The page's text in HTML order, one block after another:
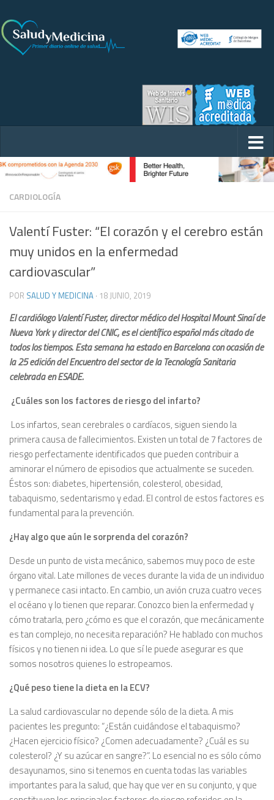
CARDIOLOGÍA
Valentí Fuster: “El corazón y el cerebro están
muy unidos en la enfermedad
cardiovascular”
POR SALUD Y MEDICINA · 18 JUNIO, 2019
El cardiólogo Valentí Fuster, director médico del Hospital Mount Sinaí de
Nueva York y director del CNIC, es el científico español más citado de
todos los tiempos. Esta semana ha estado en Barcelona con ocasión de
la 25 edición del Encuentro del sector de la Tecnología Sanitaria
celebrada en ESADE.
¿Cuáles son los factores de riesgo del infarto?
Los infartos, sean cerebrales o cardíacos, siguen siendo la
primera causa de fallecimientos. Existen un total de 7 factores de
riesgo perfectamente identificados que pueden contribuir a
aminorar el número de episodios que actualmente se suceden.
Éstos son: diabetes, hipertensión, colesterol, obesidad,
tabaquismo, sedentarismo y edad. El control de estos factores es
fundamental para la prevención.
¿Hay algo que aún le sorprenda del corazón?
Desde un punto de vista mecánico, sabemos muy poco de este
órgano vital. Late millones de veces durante la vida de un individuo
y permanece casi intacto. En cambio, un avión cruza cuatro veces
el océano y lo tienen que reparar. Conozco bien la enfermedad y
cómo tratarla, pero ¿cómo es que el corazón, que mecánicamente
es tan complejo, no necesita reparación? He hablado con muchos
físicos y no tienen ni idea. Lo que sí le puede asegurar es que
somos nosotros quienes lo estropeamos.
¿Qué peso tiene la dieta en la ECV?
La salud cardiovascular no depende sólo de la dieta. A mis
pacientes les pregunto: “¿Están cuidándose el tabaquismo?
¿Hacen ejercicio físico? ¿Comen adecuadamente? ¿Cuál es su
colesterol? ¿Y su azúcar en sangre?”. Lo esencial no es sólo cómo
desayunamos, sino si tenemos en cuenta todas las variables
importantes para la salud, que hay que ver en su conjunto, y que